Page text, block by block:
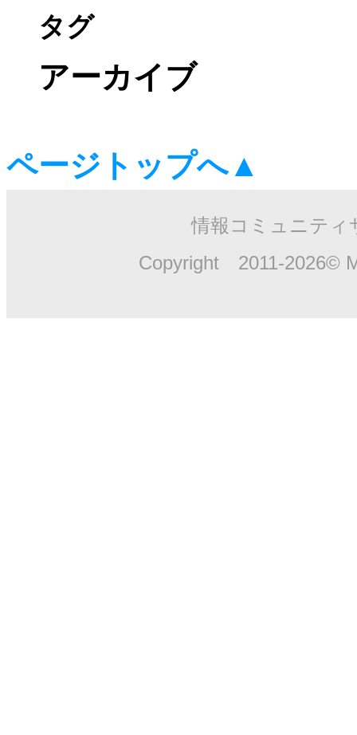
タグ
アーカイブ
ページトップへ▲
情報コミュニティ
Copyright 2011-2026©